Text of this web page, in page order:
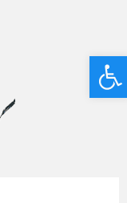
Deschide bara de unelte